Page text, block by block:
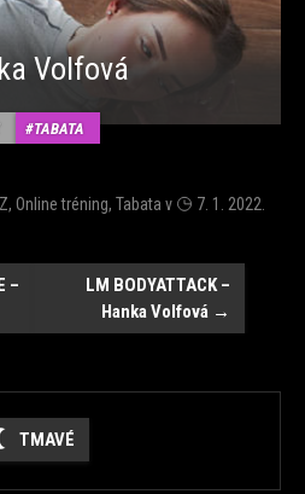
Volfová
TABATA
, Online tréning, Tabata v 7. 1. 2022
–
LM BODYATTACK –
Hanka Volfová →
TMAVÉ